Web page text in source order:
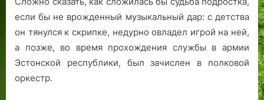
если бы не врожденный музыкальный дар: с детства
он тянулся к скрипке, недурно овладел игрой на ней,
а позже, во время прохождения службы в армии
Эстонской республики, был зачислен в полковой
оркестр.